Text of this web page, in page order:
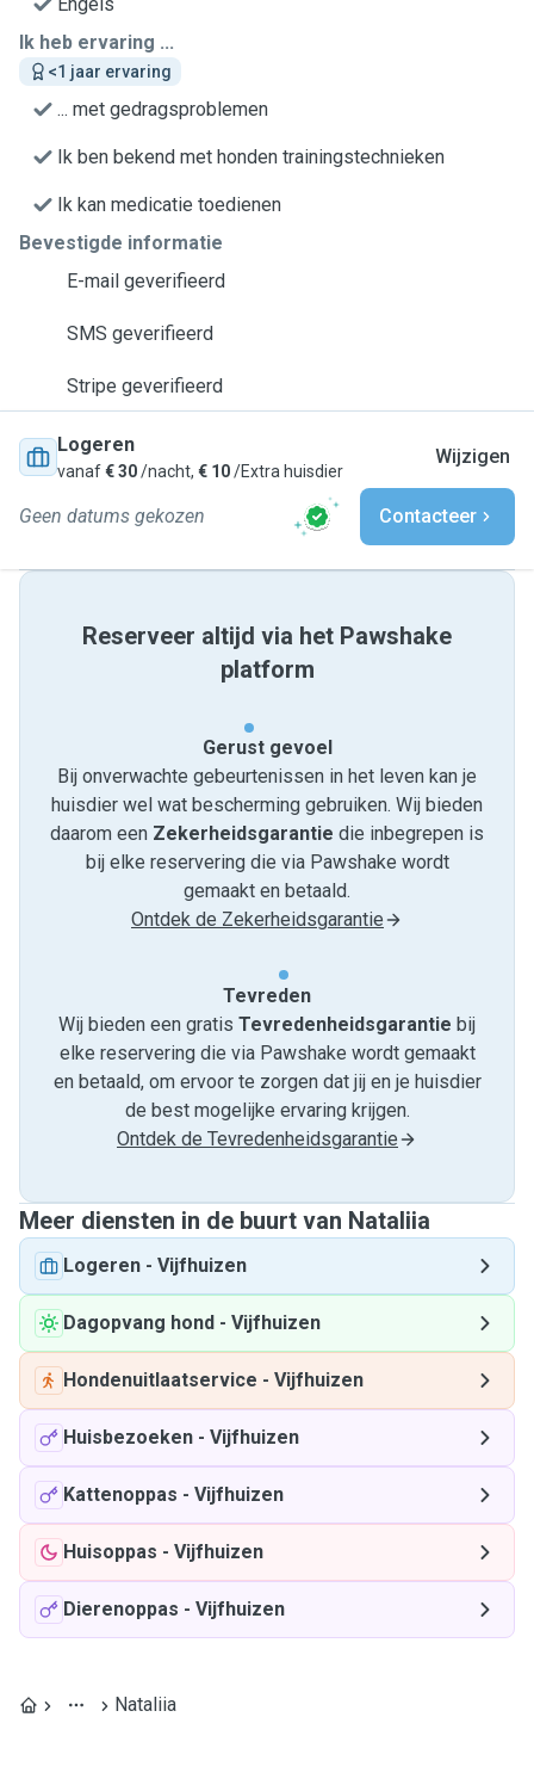
Ik heb ervaring ...
<1 jaar ervaring
... met gedragsproblemen
Ik ben bekend met honden trainingstechnieken
Ik kan medicatie toedienen
Bevestigde informatie
E-mail geverifieerd
SMS geverifieerd
Stripe geverifieerd
Logeren
vanaf€ 30/nacht, € 10/Extra huisdier
Wijzigen
Geen datums gekozen Contacteer
Reserveer altijd via het Pawshake
platform
Gerust gevoel
Bij onverwachte gebeurtenissen in het leven kan je
huisdier wel wat bescherming gebruiken. Wij bieden
daarom een Zekerheidsgarantie die inbegrepen is
bij elke reservering die via Pawshake wordt
gemaakt en betaald.
Ontdek de Zekerheidsgarantie
Tevreden
Wij bieden een gratis Tevredenheids­garantie bij
elke reservering die via Pawshake wordt gemaakt
en betaald, om ervoor te zorgen dat jij en je huisdier
de best mogelijke ervaring krijgen.
Ontdek de Tevredenheidsgarantie
Meer diensten in de buurt van Nataliia
Logeren - Vijfhuizen
Dagopvang hond - Vijfhuizen
Hondenuitlaatservice - Vijfhuizen
Huisbezoeken - Vijfhuizen
Kattenoppas - Vijfhuizen
Huisoppas - Vijfhuizen
Dierenoppas - Vijfhuizen
Nataliia